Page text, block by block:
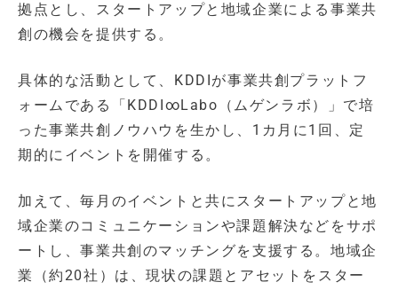
拠点とし、スタートアップと地域企業による事業共
創の機会を提供する。
具体的な活動として、KDDIが事業共創プラットフ
ォームである「KDDI∞Labo（ムゲンラボ）」で培
った事業共創ノウハウを生かし、1カ月に1回、定
期的にイベントを開催する。
加えて、毎月のイベントと共にスタートアップと地
域企業のコミュニケーションや課題解決などをサポ
ートし、事業共創のマッチングを支援する。地域企
業（約20社）は、現状の課題とアセットをスター